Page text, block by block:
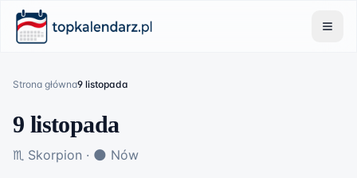
Strona główna9 listopada
9 listopada
♏ Skorpion · 🌑 Nów